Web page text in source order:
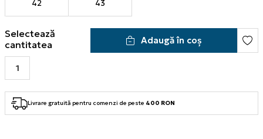
42 43
Selectează
cantitatea
Adaugă în coș
Livrare gratuită pentru comenzi de peste 400 RON